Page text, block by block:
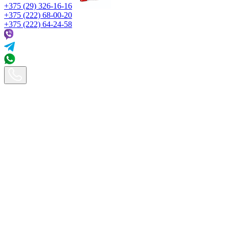
+375 (29) 326-16-16
+375 (222) 68-00-20
+375 (222) 64-24-58